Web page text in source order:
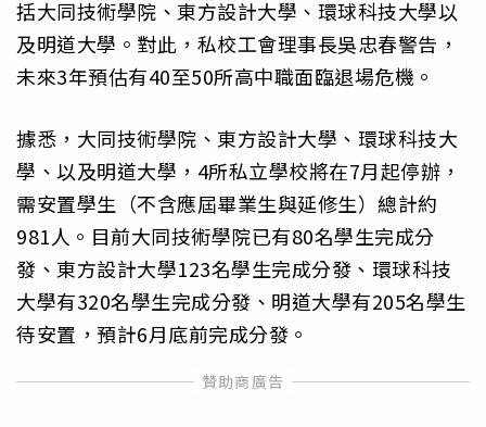
括大同技術學院、東方設計大學、環球科技大學以
及明道大學。對此，私校工會理事長吳忠春警告，
未來3年預估有40至50所高中職面臨退場危機。
據悉，大同技術學院、東方設計大學、環球科技大
學、以及明道大學，4所私立學校將在7月起停辦，
需安置學生（不含應屆畢業生與延修生）總計約
981人。目前大同技術學院已有80名學生完成分
發、東方設計大學123名學生完成分發、環球科技
大學有320名學生完成分發、明道大學有205名學生
待安置，預計6月底前完成分發。